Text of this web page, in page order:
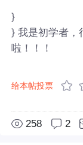
}
} 我是初学者，
啦！！！
给本帖投票
258 2